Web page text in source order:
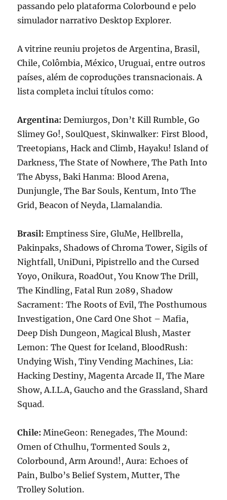
passando pelo plataforma Colorbound e pelo
simulador narrativo Desktop Explorer.
A vitrine reuniu projetos de Argentina, Brasil,
Chile, Colômbia, México, Uruguai, entre outros
países, além de coproduções transnacionais. A
lista completa inclui títulos como:
Argentina: Demiurgos, Don’t Kill Rumble, Go
Slimey Go!, SoulQuest, Skinwalker: First Blood,
Treetopians, Hack and Climb, Hayaku! Island of
Darkness, The State of Nowhere, The Path Into
The Abyss, Baki Hanma: Blood Arena,
Dunjungle, The Bar Souls, Kentum, Into The
Grid, Beacon of Neyda, Llamalandia.
Brasil: Emptiness Sire, GluMe, Hellbrella,
Pakinpaks, Shadows of Chroma Tower, Sigils of
Nightfall, UniDuni, Pipistrello and the Cursed
Yoyo, Onikura, RoadOut, You Know The Drill,
The Kindling, Fatal Run 2089, Shadow
Sacrament: The Roots of Evil, The Posthumous
Investigation, One Card One Shot – Mafia,
Deep Dish Dungeon, Magical Blush, Master
Lemon: The Quest for Iceland, BloodRush:
Undying Wish, Tiny Vending Machines, Lia:
Hacking Destiny, Magenta Arcade II, The Mare
Show, A.I.L.A, Gaucho and the Grassland, Shard
Squad.
Chile: MineGeon: Renegades, The Mound:
Omen of Cthulhu, Tormented Souls 2,
Colorbound, Arm Around!, Aura: Echoes of
Pain, Bulbo’s Belief System, Mutter, The
Trolley Solution.